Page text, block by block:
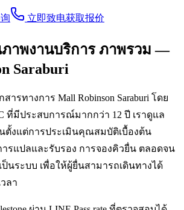
立即致电获取报价
าพงานบริการ ภาพรวม —
Saraburi
ารทางการ Mall Robinson Saraburi โดย
ที่มีประสบการณ์มากกว่า 12 ปี เราดูแล
งแต่การประเมินคุณสมบัติเบื้องต้น
ารแปลและรับรอง การจองคิวยื่น ตลอดจน
นระบบ เพื่อให้ผู้ยื่นสามารถเดินทางได้
ลา